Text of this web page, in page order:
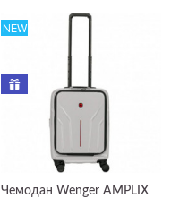
Чемодан Wenger AMPLIX
NEW